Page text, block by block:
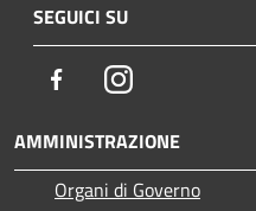
SEGUICI SU
FacebookInstagram
AMMINISTRAZIONE
Organi di Governo